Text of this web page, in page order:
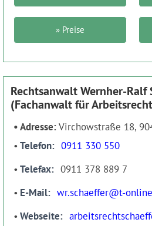
» Preise
Rechtsanwalt Wernher-Ralf
(Fachanwalt für
Adresse:Virchowstraße 18,
Telefon
0911 330 550
Telefax
0911 378 889 7
E-Mail
wr.schaeffer@t-
Webseite